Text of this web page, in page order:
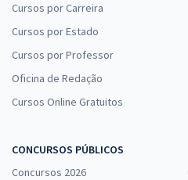
Cursos por Carreira
Cursos por Estado
Cursos por Professor
Oficina de Redação
Cursos Online Gratuitos
CONCURSOS PÚBLICOS
Concursos 2026